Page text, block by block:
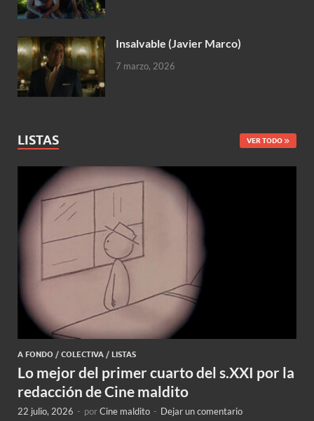
Insalvable (Javier Marco)
7 marzo, 2026
LISTAS VER TODO
A FONDO / COLECTIVA / LISTAS
Lo mejor del primer cuarto del s.XXI por la
redacción de Cine maldito
22 julio, 2026 - porCine maldito - Dejar un comentario